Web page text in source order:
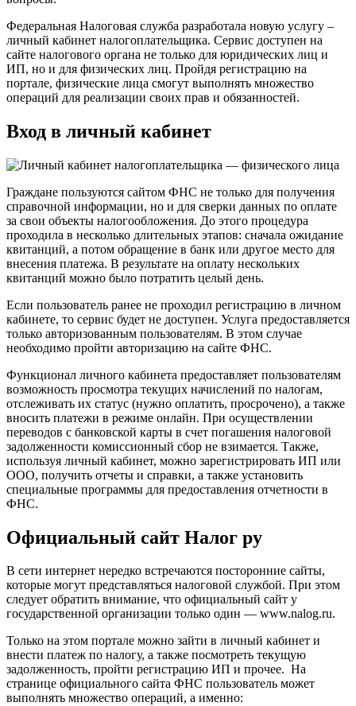
Федеральная Налоговая служба разработала новую услугу –
личный кабинет налогоплательщика. Сервис доступен на
сайте налогового органа не только для юридических лиц и
ИП, но и для физических лиц. Пройдя регистрацию на
портале, физические лица смогут выполнять множество
операций для реализации своих прав и обязанностей.
Вход в личный кабинет
Граждане пользуются сайтом ФНС не только для получения
справочной информации, но и для сверки данных по оплате
за свои объекты налогообложения. До этого процедура
проходила в несколько длительных этапов: сначала ожидание
квитанций, а потом обращение в банк или другое место для
внесения платежа. В результате на оплату нескольких
квитанций можно было потратить целый день.
Если пользователь ранее не проходил регистрацию в личном
кабинете, то сервис будет не доступен. Услуга предоставляется
только авторизованным пользователям. В этом случае
необходимо пройти авторизацию на сайте ФНС.
Функционал личного кабинета предоставляет пользователям
возможность просмотра текущих начислений по налогам,
отслеживать их статус (нужно оплатить, просрочено), а также
вносить платежи в режиме онлайн. При осуществлении
переводов с банковской карты в счет погашения налоговой
задолженности комиссионный сбор не взимается. Также,
используя личный кабинет, можно зарегистрировать ИП или
ООО, получить отчеты и справки, а также установить
специальные программы для предоставления отчетности в
ФНС.
Официальный сайт Налог ру
В сети интернет нередко встречаются посторонние сайты,
которые могут представляться налоговой службой. При этом
следует обратить внимание, что официальный сайт у
государственной организации только один — www.nalog.ru.
Только на этом портале можно зайти в личный кабинет и
внести платеж по налогу, а также посмотреть текущую
задолженность, пройти регистрацию ИП и прочее. На
странице официального сайта ФНС пользователь может
выполнять множество операций, а именно: